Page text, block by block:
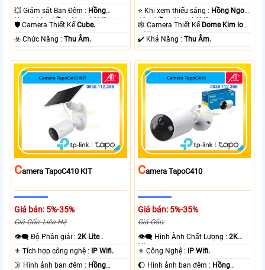
💥 Giám sát Ban Đêm : Hồng
Ngoại 10m Hồng Ngoại SMD.
🛡 Camera Thiết KếCube.
️☣️ Chức Năng :Thu Âm.
⭐ Khi xem thiếu sáng : Hồng Ngoại
10m Hồng Ngoại SMD.
🕸️ Camera Thiết Kế Dome Kim loại
+ Nhựa.
️✔️ Khả Năng :Thu Âm.
CAmera TapoC410 KIT
Giá bán: 5%-35%
Giá Gốc: Liên Hệ
👁️‍🗨 Độ Phân giải :2K Lite .
⚜️ Tích hợp công nghệ : IP Wifi.
🌛 Hình ảnh ban đêm : Hồng
CAmera TapoC410
Giá bán: 5%-35%
Giá Gốc:
👁️‍🗨 Hình Ành Chất Lượng :2K
Lite .
⚜️ Công Nghệ : IP Wifi.
🌔 Hình ảnh ban đêm : Hồng